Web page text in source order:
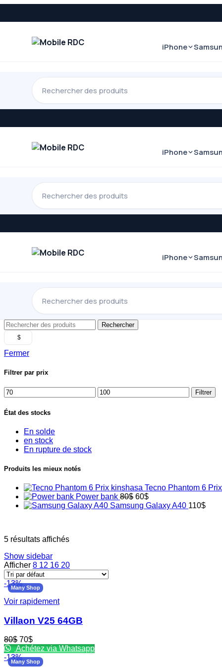
iPhone
iPhone
iPhone
Rechercher
$
Fermer
Filtrer par prix
Prix
minimum
Prix
max
Filtrer
État des stocks
En solde
en stock
En rupture de stock
Produits les mieux notés
Tecno Phantom 6
Power bank 80$ Le
prix
60$Le
prix
Samsung Galaxy A40 110$
5 résultats affichés
Show sidebar
Afficher 8 12 16 20
Many Shop
-13%
Voir rapidement
Villaon V25 64GB
80$ Le
prix
initial
70$Le
prix
actuel
Achétez via Whatsapp
Many Shop
-13%